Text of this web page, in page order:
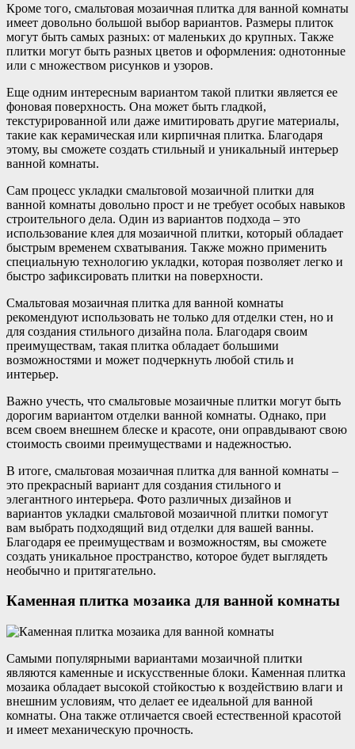
Кроме того, смальтовая мозаичная плитка для ванной комнаты
имеет довольно большой выбор вариантов. Размеры плиток
могут быть самых разных: от маленьких до крупных. Также
плитки могут быть разных цветов и оформления: однотонные
или с множеством рисунков и узоров.
Еще одним интересным вариантом такой плитки является ее
фоновая поверхность. Она может быть гладкой,
текстурированной или даже имитировать другие материалы,
такие как керамическая или кирпичная плитка. Благодаря
этому, вы сможете создать стильный и уникальный интерьер
ванной комнаты.
Сам процесс укладки смальтовой мозаичной плитки для
ванной комнаты довольно прост и не требует особых навыков
строительного дела. Один из вариантов подхода – это
использование клея для мозаичной плитки, который обладает
быстрым временем схватывания. Также можно применить
специальную технологию укладки, которая позволяет легко и
быстро зафиксировать плитки на поверхности.
Смальтовая мозаичная плитка для ванной комнаты
рекомендуют использовать не только для отделки стен, но и
для создания стильного дизайна пола. Благодаря своим
преимуществам, такая плитка обладает большими
возможностями и может подчеркнуть любой стиль и
интерьер.
Важно учесть, что смальтовые мозаичные плитки могут быть
дорогим вариантом отделки ванной комнаты. Однако, при
всем своем внешнем блеске и красоте, они оправдывают свою
стоимость своими преимуществами и надежностью.
В итоге, смальтовая мозаичная плитка для ванной комнаты –
это прекрасный вариант для создания стильного и
элегантного интерьера. Фото различных дизайнов и
вариантов укладки смальтовой мозаичной плитки помогут
вам выбрать подходящий вид отделки для вашей ванны.
Благодаря ее преимуществам и возможностям, вы сможете
создать уникальное пространство, которое будет выглядеть
необычно и притягательно.
Каменная плитка мозаика для ванной комнаты
Самыми популярными вариантами мозаичной плитки
являются каменные и искусственные блоки. Каменная плитка
мозаика обладает высокой стойкостью к воздействию влаги и
внешним условиям, что делает ее идеальной для ванной
комнаты. Она также отличается своей естественной красотой
и имеет механическую прочность.